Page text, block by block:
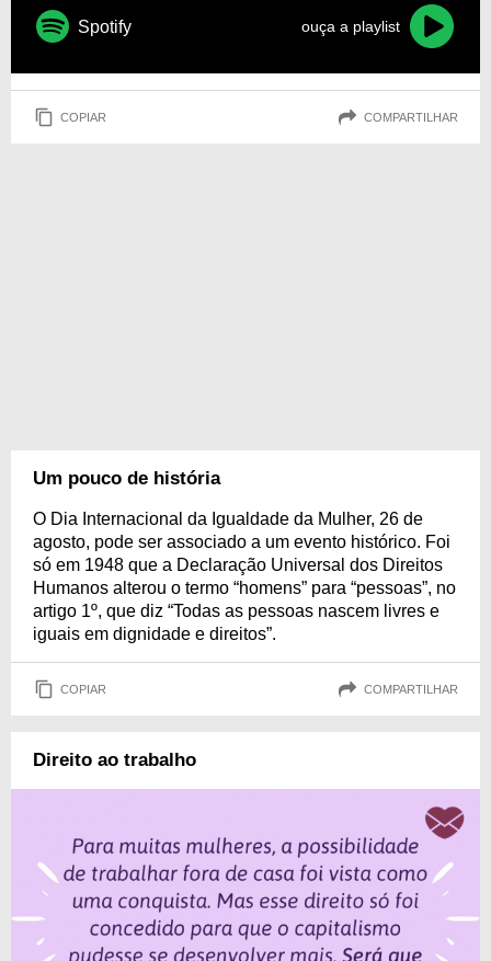
Spotify ouça a playlist
COPIAR COMPARTILHAR
Um pouco de história
O Dia Internacional da Igualdade da Mulher, 26 de
agosto, pode ser associado a um evento histórico. Foi
só em 1948 que a Declaração Universal dos Direitos
Humanos alterou o termo “homens” para “pessoas”, no
artigo 1º, que diz “Todas as pessoas nascem livres e
iguais em dignidade e direitos”.
COPIAR COMPARTILHAR
Direito ao trabalho